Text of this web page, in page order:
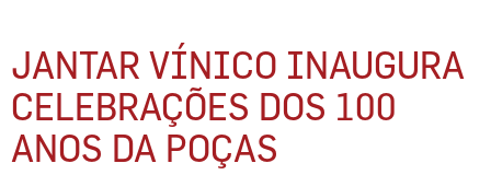
JANTAR VÍNICO INAUGURA
CELEBRAÇÕES DOS 100
ANOS DA POÇAS